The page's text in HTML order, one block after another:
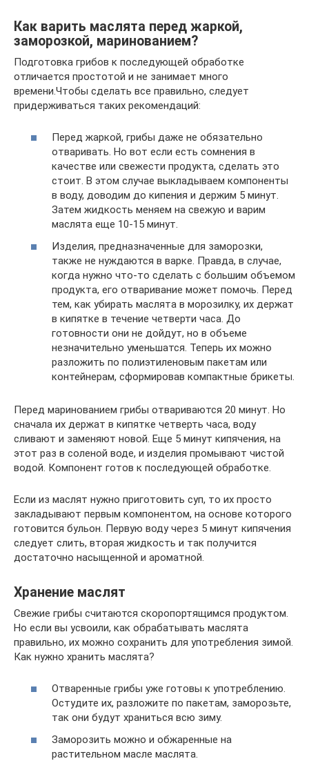
Как варить маслята перед жаркой,
заморозкой, маринованием?
Подготовка грибов к последующей обработке
отличается простотой и не занимает много
времени.Чтобы сделать все правильно, следует
придерживаться таких рекомендаций:
Перед жаркой, грибы даже не обязательно
отваривать. Но вот если есть сомнения в
качестве или свежести продукта, сделать это
стоит. В этом случае выкладываем компоненты
в воду, доводим до кипения и держим 5 минут.
Затем жидкость меняем на свежую и варим
маслята еще 10-15 минут.
Изделия, предназначенные для заморозки,
также не нуждаются в варке. Правда, в случае,
когда нужно что-то сделать с большим объемом
продукта, его отваривание может помочь. Перед
тем, как убирать маслята в морозилку, их держат
в кипятке в течение четверти часа. До
готовности они не дойдут, но в объеме
незначительно уменьшатся. Теперь их можно
разложить по полиэтиленовым пакетам или
контейнерам, сформировав компактные брикеты.
Перед маринованием грибы отвариваются 20 минут. Но
сначала их держат в кипятке четверть часа, воду
сливают и заменяют новой. Еще 5 минут кипячения, на
этот раз в соленой воде, и изделия промывают чистой
водой. Компонент готов к последующей обработке.
Если из маслят нужно приготовить суп, то их просто
закладывают первым компонентом, на основе которого
готовится бульон. Первую воду через 5 минут кипячения
следует слить, вторая жидкость и так получится
достаточно насыщенной и ароматной.
Хранение маслят
Свежие грибы считаются скоропортящимся продуктом.
Но если вы усвоили, как обрабатывать маслята
правильно, их можно сохранить для употребления зимой.
Как нужно хранить маслята?
Отваренные грибы уже готовы к употреблению.
Остудите их, разложите по пакетам, заморозьте,
так они будут храниться всю зиму.
Заморозить можно и обжаренные на
растительном масле маслята.